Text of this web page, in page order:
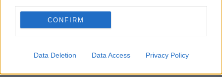
CONFIRM
Data Deletion Data Access Privacy Policy
Concert Nicole Cherry la Oradea
15 NOIEMBRIE 2014